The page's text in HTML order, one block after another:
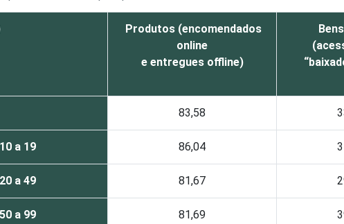
Produtos (encomendados
online
e entregues offline)
83,58
10 a 19 86,04
20 a 49 81,67
50 a 99 81,69